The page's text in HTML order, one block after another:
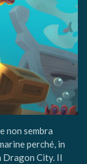
non sembra
perché, in
Dragon City. Il